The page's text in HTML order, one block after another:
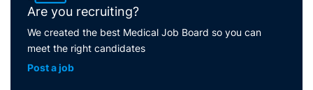
Are you recruiting?
We created the best Medical Job Board so you can
meet the right candidates
Post a job